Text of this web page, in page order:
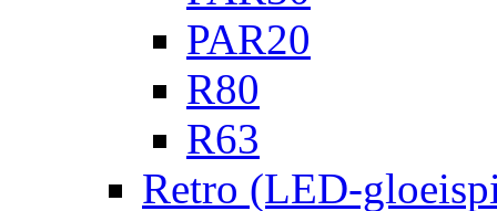
PAR20
R80
R63
Retro (LED-